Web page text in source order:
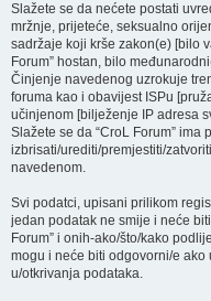
Slažete se da nećete postati
mržnje, prijeteće, seksualno
sadržaje koji krše zakon(e) [bilo
Forum” hostan, bilo
Činjenje navedenog uzrokuje
foruma kao i obavijest ISPu
učinjenom [bilježenje IP adresa
Slažete se da “CroL Forum” ima
izbrisati/urediti/premjestiti/
navedenom.
Svi podatci, upisani prilikom
jedan podatak ne smije i neće
Forum” i onih-ako/što/kako
mogu i neće biti odgovorni/e
u/otkrivanja podataka.